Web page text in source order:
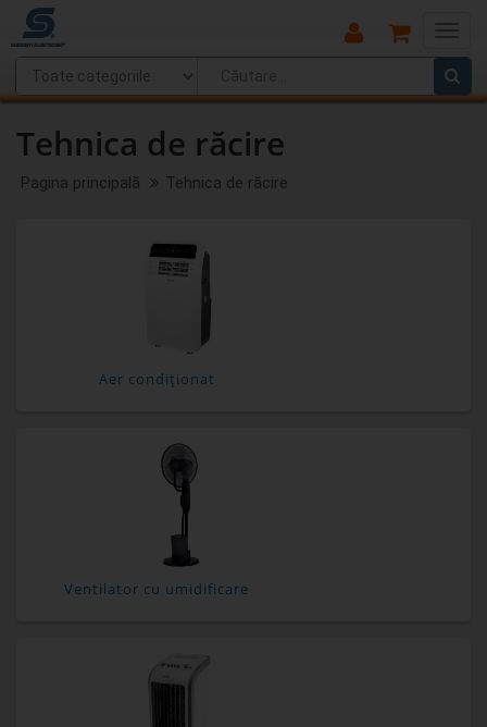
Main
Menu
Tehnica de răcire
Pagina principală Tehnica de răcire
Aer condiţionat
Ventilator cu umidificare